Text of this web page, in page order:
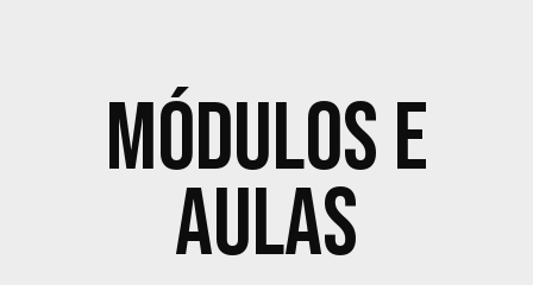
Módulos e
aulas